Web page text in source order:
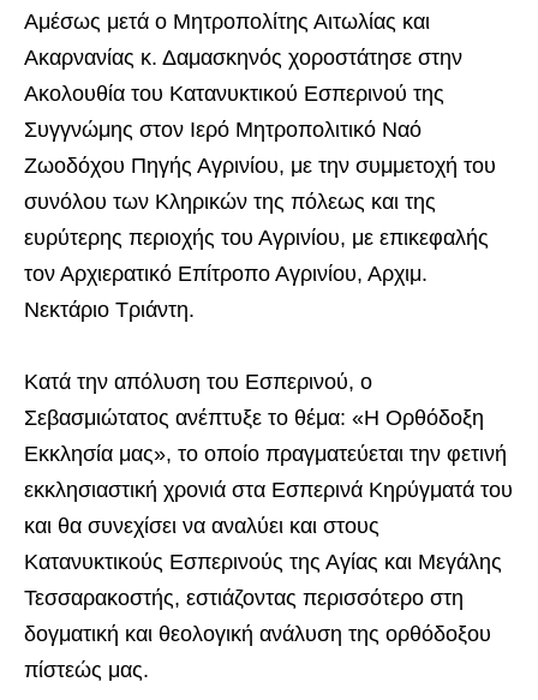
Αμέσως μετά ο Μητροπολίτης Αιτωλίας και
Ακαρνανίας κ. Δαμασκηνός χοροστάτησε στην
Ακολουθία του Κατανυκτικού Εσπερινού της
Συγγνώμης στον Ιερό Μητροπολιτικό Ναό
Ζωοδόχου Πηγής Αγρινίου, με την συμμετοχή του
συνόλου των Κληρικών της πόλεως και της
ευρύτερης περιοχής του Αγρινίου, με επικεφαλής
τον Αρχιερατικό Επίτροπο Αγρινίου, Αρχιμ.
Νεκτάριο Τριάντη.
Κατά την απόλυση του Εσπερινού, ο
Σεβασμιώτατος ανέπτυξε το θέμα: «Η Ορθόδοξη
Εκκλησία μας», το οποίο πραγματεύεται την φετινή
εκκλησιαστική χρονιά στα Εσπερινά Κηρύγματά του
και θα συνεχίσει να αναλύει και στους
Κατανυκτικούς Εσπερινούς της Αγίας και Μεγάλης
Τεσσαρακοστής, εστιάζοντας περισσότερο στη
δογματική και θεολογική ανάλυση της ορθόδοξου
πίστεώς μας.